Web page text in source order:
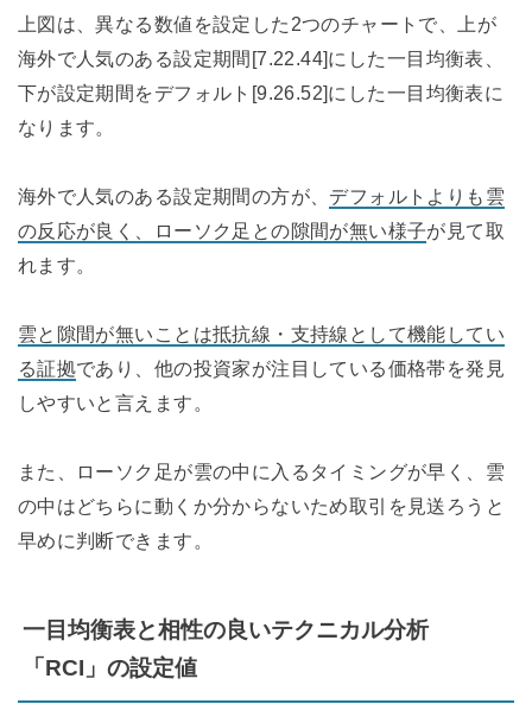
上図は、異なる数値を設定した2つのチャートで、上が
海外で人気のある設定期間[7.22.44]にした一目均衡表、
下が設定期間をデフォルト[9.26.52]にした一目均衡表に
なります。
海外で人気のある設定期間の方が、 デフォルトよりも雲
の反応が良く、ローソク足との隙間が無い様子が見て取
れます。
雲と隙間が無いことは抵抗線・支持線として機能してい
る証拠であり、他の投資家が注目している価格帯を発見
しやすいと言えます。
また、ローソク足が雲の中に入るタイミングが早く、雲
の中はどちらに動くか分からないため取引を見送ろうと
早めに判断できます。
一目均衡表と相性の良いテクニカル分析
「RCI」の設定値